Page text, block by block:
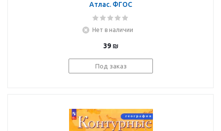
Атлас. ФГОС
Нет в наличии
39 ₪
Под заказ